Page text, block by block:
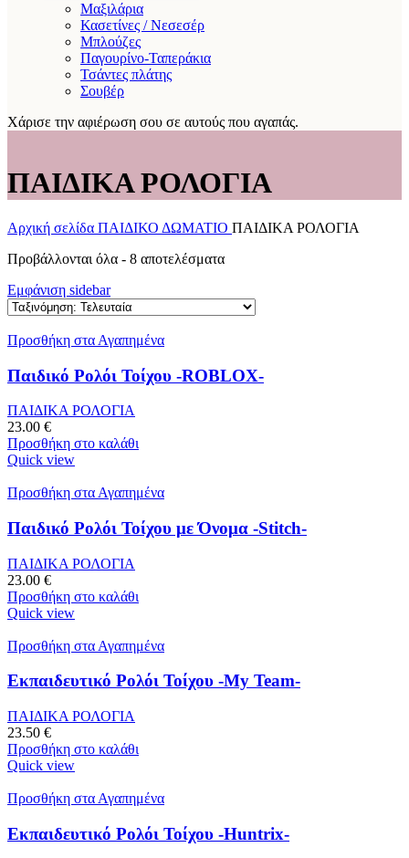
Μαξιλάρια
Κασετίνες / Νεσεσέρ
Μπλούζες
Παγουρίνο-Ταπεράκια
Τσάντες πλάτης
Σουβέρ
Χάρισε την αφιέρωση σου σε αυτούς που αγαπάς.
ΠΑΙΔΙΚΑ ΡΟΛΟΓΙΑ
Αρχική σελίδα ΠΑΙΔΙΚΟ ΔΩΜΑΤΙΟ ΠΑΙΔΙΚΑ ΡΟΛΟΓΙΑ
Προβάλλονται όλα - 8 αποτελέσματαSorted
Εμφάνιση sidebar
Προσθήκη στα Αγαπημένα
Παιδικό Ρολόι Τοίχου -ROBLOX-
ΠΑΙΔΙΚΑ ΡΟΛΟΓΙΑ
23.00 €
Προσθήκη στο καλάθι
Quick view
Προσθήκη στα Αγαπημένα
Παιδικό Ρολόι Τοίχου με Όνομα -Stitch-
ΠΑΙΔΙΚΑ ΡΟΛΟΓΙΑ
23.00 €
Προσθήκη στο καλάθι
Quick view
Προσθήκη στα Αγαπημένα
Εκπαιδευτικό Ρολόι Τοίχου -My Team-
ΠΑΙΔΙΚΑ ΡΟΛΟΓΙΑ
23.50 €
Προσθήκη στο καλάθι
Quick view
Προσθήκη στα Αγαπημένα
Εκπαιδευτικό Ρολόι Τοίχου -Huntrix-